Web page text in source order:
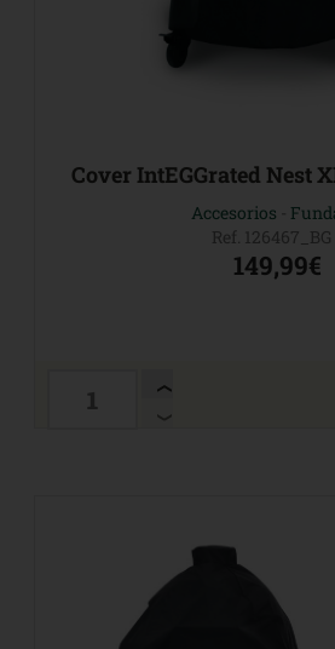
Cover IntEGGrated Nest
Accesorios
Ref. 126467_BG
149,99€